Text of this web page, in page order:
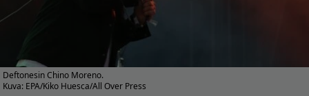
Deftonesin Chino Moreno.
Kuva: EPA/Kiko Huesca/All Over Press